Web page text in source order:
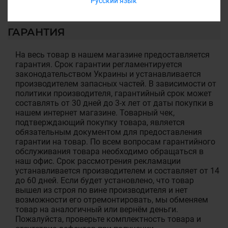
ГАРАНТИЯ
На весь товар в нашем магазине предоставляется
гарантия. Срок гарантии регламентируется
законодательством Украины и устанавливается
производителем запасных частей. В зависимости от
политики производителя, гарантийный срок может
составлять от 30 дней до 3-х лет от даты покупки в
нашем интернет магазине. Товарный чек,
подтверждающий покупку товара, является
обязательным документом для предоставления
гарантии на товар. По всем вопросам гарантийного
обслуживания товара необходимо обращаться в
наш офис. Срок рассмотрения рекламации
устанавливается производителем и составляет от 14
до 60 дней. Если будет установлено, что товар
вышел из строя по вине производителя и нет
возможности его отремонтировать, мы обменяем
товар на аналогичный или вернём деньги.
Пожалуйста, проверьте комплектность товара и